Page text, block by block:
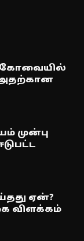
அதற்கான
முன்பு
ஏன்?
விளக்கம்